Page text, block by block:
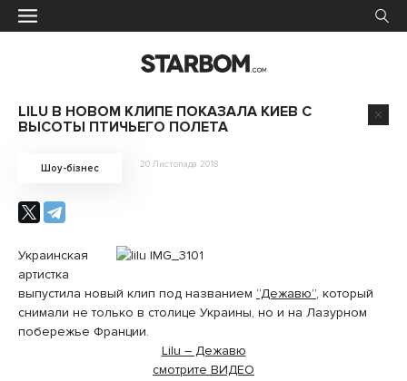
LILU В НОВОМ КЛИПЕ ПОКАЗАЛА КИЕВ С
ВЫСОТЫ ПТИЧЬЕГО ПОЛЕТА
Шоу-бізнес 20 Листопада 2018
Украинская
артистка
выпустила новый клип под названием “Дежавю”, который
снимали не только в столице Украины, но и на Лазурном
побережье Франции.
Lilu – Дежавю
смотрите ВИДЕО